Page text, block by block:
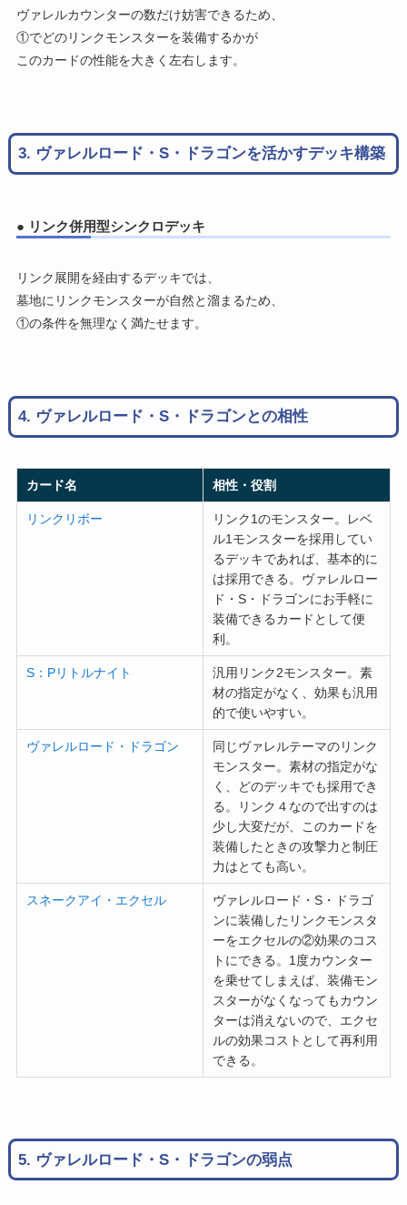
ヴァレルカウンターの数だけ妨害できるため、
①でどのリンクモンスターを装備するかが
このカードの性能を大きく左右します。
3. ヴァレルロード・S・ドラゴンを活かすデッキ構築
● リンク併用型シンクロデッキ
リンク展開を経由するデッキでは、
墓地にリンクモンスターが自然と溜まるため、
①の条件を無理なく満たせます。
4. ヴァレルロード・S・ドラゴンとの相性
カード名 相性・役割
リンクリボー
リンク1のモンスター。レベ
ル1モンスターを採用してい
るデッキであれば、基本的に
は採用できる。ヴァレルロー
ド・S・ドラゴンにお手軽に
装備できるカードとして便
利。
S：Pリトルナイト
汎用リンク2モンスター。素
材の指定がなく、効果も汎用
的で使いやすい。
ヴァレルロード・ドラゴン
同じヴァレルテーマのリンク
モンスター。素材の指定がな
く、どのデッキでも採用でき
る。リンク４なので出すのは
少し大変だが、このカードを
装備したときの攻撃力と制圧
力はとても高い。
スネークアイ・エクセル
ヴァレルロード・S・ドラゴ
ンに装備したリンクモンスタ
ーをエクセルの②効果のコス
トにできる。1度カウンター
を乗せてしまえば、装備モン
スターがなくなってもカウン
ターは消えないので、エクセ
ルの効果コストとして再利用
できる。
5. ヴァレルロード・S・ドラゴンの弱点